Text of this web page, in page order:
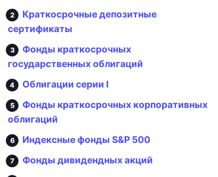
Краткосрочные депозитные
сертификаты
Фонды краткосрочных
государственных облигаций
Облигации серии I
Фонды краткосрочных корпоративных
облигаций
Индексные фонды S&P 500
Фонды дивидендных акций